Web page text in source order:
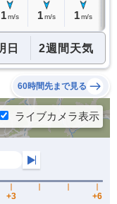
1 m/s 1 m/s 1 m/s
日 2週間天気
60時間先まで見る